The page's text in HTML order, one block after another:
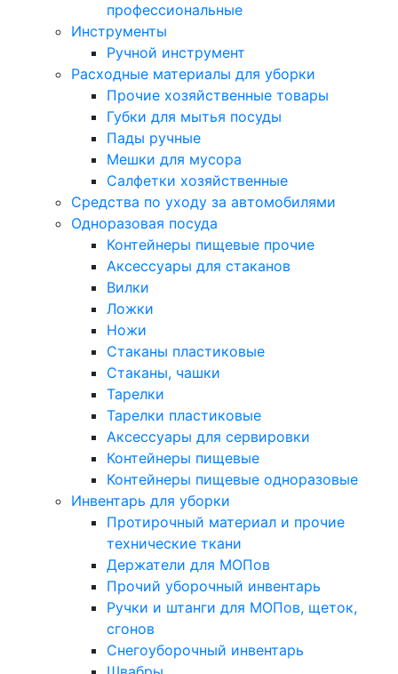
профессиональные
Инструменты
Ручной инструмент
Расходные материалы для уборки
Прочие хозяйственные товары
Губки для мытья посуды
Пады ручные
Мешки для мусора
Салфетки хозяйственные
Средства по уходу за автомобилями
Одноразовая посуда
Контейнеры пищевые прочие
Аксессуары для стаканов
Вилки
Ложки
Ножи
Стаканы пластиковые
Стаканы, чашки
Тарелки
Тарелки пластиковые
Аксессуары для сервировки
Контейнеры пищевые
Контейнеры пищевые одноразовые
Инвентарь для уборки
Протирочный материал и прочие
технические ткани
Держатели для МОПов
Прочий уборочный инвентарь
Ручки и штанги для МОПов, щеток,
сгонов
Снегоуборочный инвентарь